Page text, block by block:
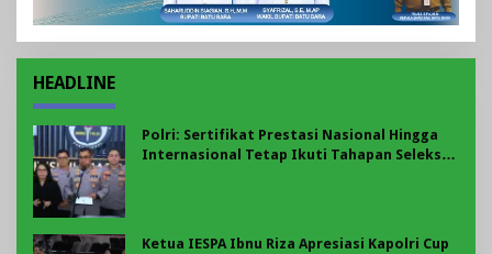
HEADLINE
Polri: Sertifikat Prestasi Nasional Hingga
Internasional Tetap Ikuti Tahapan Seleksi
Ketua IESPA Ibnu Riza Apresiasi Kapolri Cup